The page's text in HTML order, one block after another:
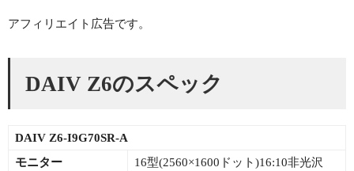
アフィリエイト広告です。
DAIV Z6のスペック
DAIV Z6-I9G70SR-A
モニター
16型(2560×1600ドット)16:10非光沢